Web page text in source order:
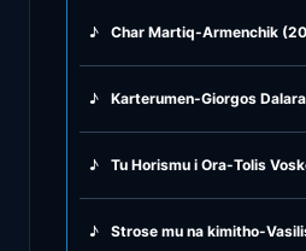
♪ Char Martiq-Armenchik
♪ Karterumen-Giorgos
♪ Tu Horismu i Ora-Tolis
♪ Strose mu na kimitho-
♪ Greek Traditional
♪ Greek Tsifteteli
♪ Greek Zeibekiko